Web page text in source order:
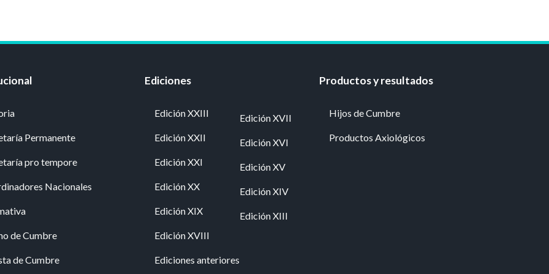
Permanente
pro tempore
Nacionales
de Cumbre
de Cumbre
Ediciones
Edición XXIII
Edición XXII
Edición XXI
Edición XX
Edición XIX
Edición XVIII
Edición XVII
Edición XVI
Edición XV
Edición XIV
Edición XIII
Ediciones anteriores
Productos y resultados
Hijos de Cumbre
Productos Axiológicos